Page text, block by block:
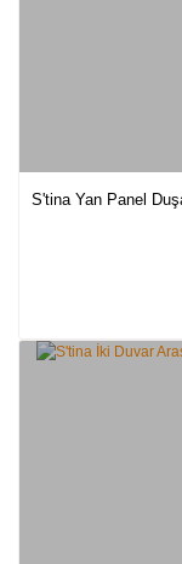
S'tina Yan Panel